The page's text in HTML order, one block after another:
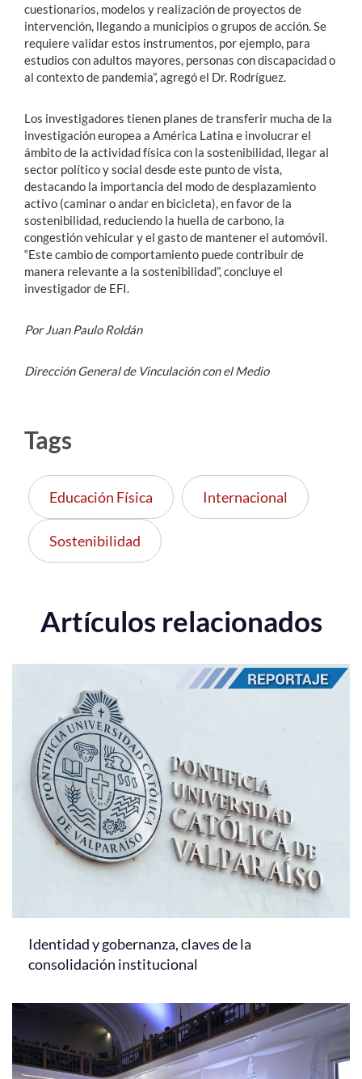
cuestionarios, modelos y realización de proyectos de
intervención, llegando a municipios o grupos de acción. Se
requiere validar estos instrumentos, por ejemplo, para
estudios con adultos mayores, personas con discapacidad o
al contexto de pandemia”, agregó el Dr. Rodríguez.
Los investigadores tienen planes de transferir mucha de la
investigación europea a América Latina e involucrar el
ámbito de la actividad física con la sostenibilidad, llegar al
sector político y social desde este punto de vista,
destacando la importancia del modo de desplazamiento
activo (caminar o andar en bicicleta), en favor de la
sostenibilidad, reduciendo la huella de carbono, la
congestión vehicular y el gasto de mantener el automóvil.
“Este cambio de comportamiento puede contribuir de
manera relevante a la sostenibilidad”, concluye el
investigador de EFI.
Por Juan Paulo Roldán
Dirección General de Vinculación con el Medio
Tags
Educación Física Internacional
Sostenibilidad
Artículos relacionados
Identidad y gobernanza, claves de la
consolidación institucional